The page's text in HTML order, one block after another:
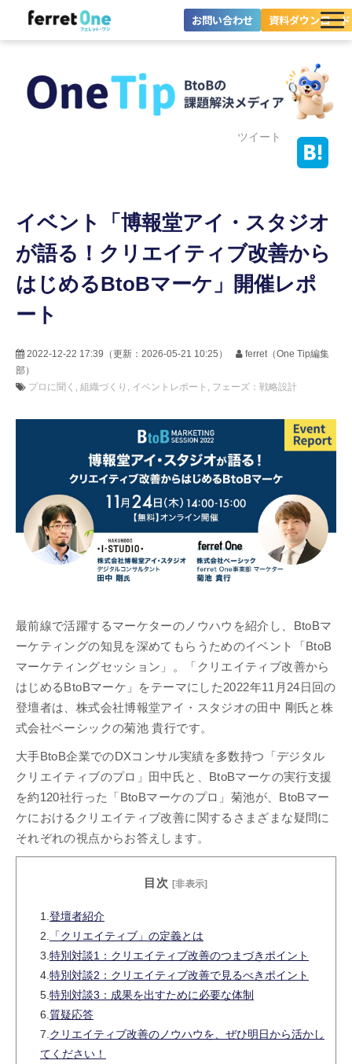
お問い合わせ 資料ダウンロード
ツール・機能一覧
料金プラン
セミナー
お役立ち情報
ツイート
イベント「博報堂アイ・スタジオ
が語る！クリエイティブ改善から
はじめるBtoBマーケ」開催レポ
ート
2022-12-22 17:39 （更新： 2026-05-21 10:25 ）
ferret（One Tip編集
部）
プロに聞く
組織づくり イベントレポート フェーズ：戦略設計
最前線で活躍するマーケターのノウハウを紹介し、BtoBマ
ーケティングの知見を深めてもらうためのイベント「BtoB
マーケティングセッション」。「クリエイティブ改善から
はじめるBtoBマーケ」をテーマにした2022年11月24日回の
登壇者は、株式会社博報堂アイ・スタジオの田中 剛氏と株
式会社ベーシックの菊池 貴行です。
大手BtoB企業でのDXコンサル実績を多数持つ「デジタル
クリエイティブのプロ」田中氏と、BtoBマーケの実行支援
を約120社行った「BtoBマーケのプロ」菊池が、BtoBマー
ケにおけるクリエイティブ改善に関するさまざまな疑問に
それぞれの視点からお答えします。
目次 [非表示]
1. 登壇者紹介
2.
「クリエイティブ」の定義とは
3. 特別対談1：クリエイティブ改善のつまづきポイント
4. 特別対談2：クリエイティブ改善で見るべきポイント
5. 特別対談3：成果を出すために必要な体制
6. 質疑応答
7. クリエイティブ改善のノウハウを、ぜひ明日から活かし
てください！